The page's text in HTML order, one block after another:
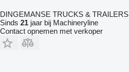
DINGEMANSE TRUCKS & TRAILERS
Sinds 21 jaar bij Machineryline
Contact opnemen met verkoper